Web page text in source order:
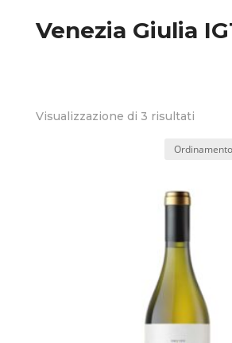
Venezia Giulia
Visualizzazione di 3 risultati